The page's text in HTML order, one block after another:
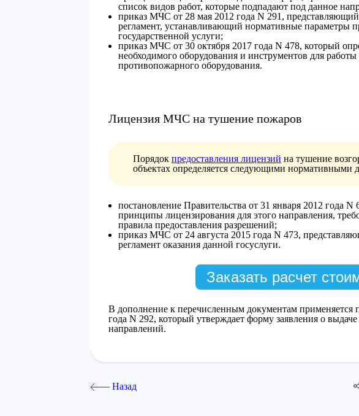
список видов работ, которые подпадают под данное
приказ МЧС от 28 мая 2012 года N 291,
регламент, устанавливающий нормативные параметры
государственной услуги;
приказ МЧС от 30 октября 2017 года N 478, который
необходимого оборудования и инструментов для
противопожарного оборудования.
Лицензия МЧС на тушение пожаров
Порядок предоставления лицензий на тушение
объектах определяется следующими нормативными
постановление Правительства от 31 января 2012 года N
принципы лицензирования для этого направления,
правила предоставления разрешений;
приказ МЧС от 24 августа 2015 года N 473,
регламент оказания данной госуслуги.
Заказать расчет
В дополнение к перечисленным документам применяется
года N 292, который утверждает форму заявления о
направлений.
Назад